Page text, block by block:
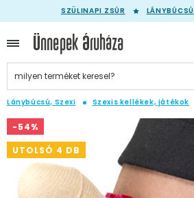
SZÜLINAPI ZSÚR LÁNYBÚCSÚ
Lánybúcsú, Szexi Szexis kellékek, játékok
-54%
UTOLSÓ 4 DB